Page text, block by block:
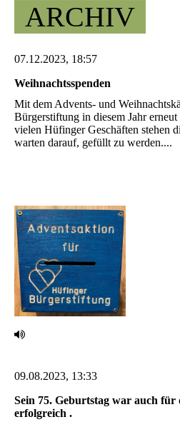
ARCHIV
07.12.2023, 18:57
Weihnachtsspenden
Mit dem Advents- und
Bürgerstiftung in diesem Jahr
vielen Hüfinger Geschäften stehen
‎warten darauf, gefüllt zu werden....
09.08.2023, 13:33
Sein 75. Geburtstag war auch
erfolgreich .